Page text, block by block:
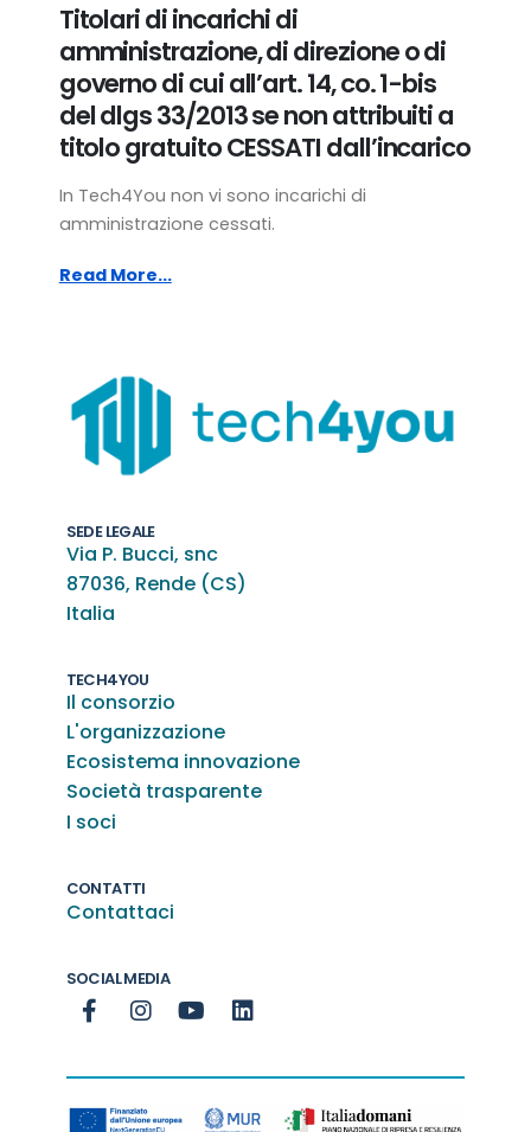
Titolari di incarichi di
amministrazione, di direzione o di
governo di cui all’art. 14, co. 1-bis
del dlgs 33/2013 se non attribuiti a
titolo gratuito CESSATI dall’incarico
In Tech4You non vi sono incarichi di
amministrazione cessati.
Read More...
SEDE LEGALE
Via P. Bucci, snc
87036, Rende (CS)
Italia
TECH4YOU
Il consorzio
L'organizzazione
Ecosistema innovazione
Società trasparente
I soci
CONTATTI
Contattaci
SOCIAL MEDIA